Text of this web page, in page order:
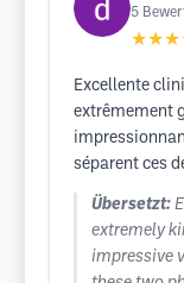
5
Excellente
extrêmement
séparent ces
Übersetzt:
extremely
impressive